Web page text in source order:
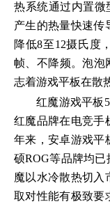
热系统通过内置微
产生的热量快速传
降低8至12摄氏度
帧、不降频。泡泡
志着游戏平板在散
红魔游戏平板
红魔品牌在电竞手
年来，安卓游戏平
硕ROG等品牌均
魔以水冷散热切入
取对性能有极致要